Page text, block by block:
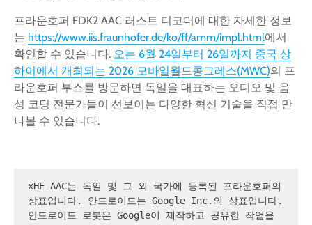
프라운호퍼 FDK2 AAC 러스트 디코더에 대한 자세한 정보
는 https://www.iis.fraunhofer.de/ko/ff/amm/impl.html에서
확인할 수 있습니다. 오는 6월 24일부터 26일까지 중국 상
하이에서 개최되는 2026 모바일월드콩그레스(MWC)의 프
라운호퍼 부스를 방문하면 독일을 대표하는 오디오 및 음
성 코딩 전문가들이 선보이는 다양한 혁신 기술을 직접 만
나볼 수 있습니다.
xHE-AAC는 독일 및 그 외 국가에 등록된 프라운호퍼의
상표입니다. 안드로이드는 Google Inc.의 상표입니다.
안드로이드 로봇은 Google이 제작하고 공유한 작업을